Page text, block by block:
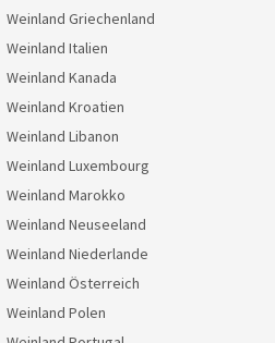
Weinland Griechenland
Weinland Italien
Weinland Kanada
Weinland Kroatien
Weinland Libanon
Weinland Luxembourg
Weinland Marokko
Weinland Neuseeland
Weinland Niederlande
Weinland Österreich
Weinland Polen